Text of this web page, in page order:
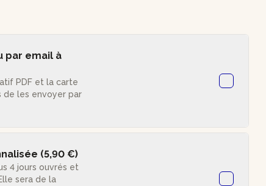
par email à
PDF et la carte
de les envoyer par
(5,90 €)
4 jours ouvrés et
sera de la